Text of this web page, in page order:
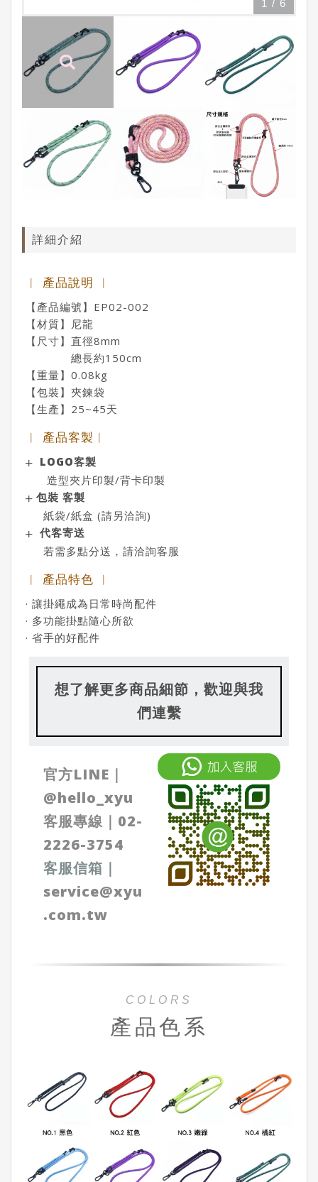
1 / 6
詳細介紹
︱ 產品說明 ︱
【產品編號】EP02-002
【材質】尼龍
【尺寸】直徑8mm
總長約150cm
【重量】0.08kg
【包裝】夾鍊袋
【生產】25~45天
︱ 產品客製︱
LOGO客製
造型夾片印製/背卡印製
包裝 客製
紙袋/紙盒 (請另洽詢)
代客寄送
若需多點分送，請洽詢客服
︱ 產品特色 ︱
· 讓掛繩成為日常時尚配件
· 多功能掛點隨心所欲
· 省手的好配件
想了解更多商品細節，歡迎與我
們連繫
官方LINE｜
@hello_xyu
客服專線｜ 02-
2226-3754
客服信箱 ｜
service@xyu
.com.tw
COLORS
產品色系